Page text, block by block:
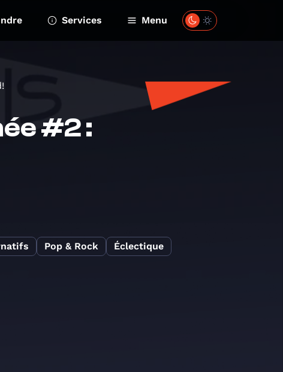
Services Menu
#2 :
Pop & Rock
Éclectique